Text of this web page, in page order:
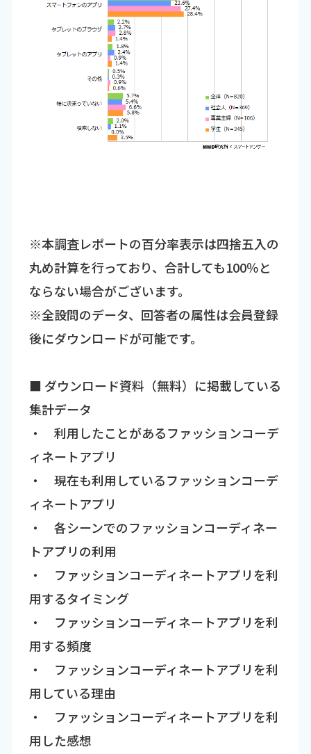
※本調査レポートの百分率表示は四捨五入の
丸め計算を行っており、合計しても100％と
ならない場合がございます。
※全設問のデータ、回答者の属性は会員登録
後にダウンロードが可能です。
■ ダウンロード資料（無料）に掲載している
集計データ
・ 利用したことがあるファッションコーデ
ィネートアプリ
・ 現在も利用しているファッションコーデ
ィネートアプリ
・ 各シーンでのファッションコーディネー
トアプリの利用
・ ファッションコーディネートアプリを利
用するタイミング
・ ファッションコーディネートアプリを利
用する頻度
・ ファッションコーディネートアプリを利
用している理由
・ ファッションコーディネートアプリを利
用した感想